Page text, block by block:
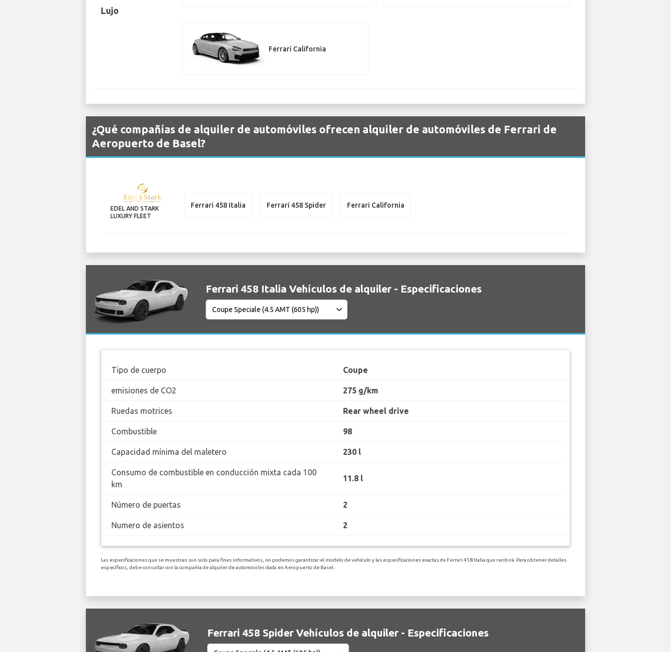
Lujo
Ferrari California
¿Qué compañías de alquiler de automóviles ofrecen alquiler de automóviles de Ferrari de
Aeropuerto de Basel?
EDEL AND STARK
LUXURY FLEET
Ferrari 458 Italia Ferrari 458 Spider Ferrari California
Ferrari 458 Italia Vehículos de alquiler - Especificaciones
Tipo de cuerpo Coupe
emisiones de CO2 275 g/km
Ruedas motrices Rear wheel drive
Combustible 98
Capacidad mínima del maletero 230 l
Consumo de combustible en conducción mixta cada 100
km
11.8 l
Número de puertas 2
Numero de asientos 2
Las especificaciones que se muestran son solo para fines informativos, no podemos garantizar el modelo de vehículo y las especificaciones exactas de Ferrari 458 Italia que recibirá. Para obtener detalles
específicos, debe consultar con la compañía de alquiler de automóviles dada en Aeropuerto de Basel.
Ferrari 458 Spider Vehículos de alquiler - Especificaciones